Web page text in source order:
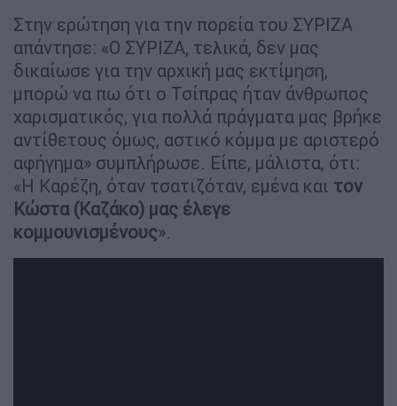
Στην ερώτηση για την πορεία του ΣΥΡΙΖΑ
απάντησε: «Ο ΣΥΡΙΖΑ, τελικά, δεν μας
δικαίωσε για την αρχική μας εκτίμηση,
μπορώ να πω ότι ο Τσίπρας ήταν άνθρωπος
χαρισματικός, για πολλά πράγματα μας βρήκε
αντίθετους όμως, αστικό κόμμα με αριστερό
αφήγημα» συμπλήρωσε. Είπε, μάλιστα, ότι:
«Η Καρέζη, όταν τσατιζόταν, εμένα και τον
Κώστα (Καζάκο) μας έλεγε
κομμουνισμένους».